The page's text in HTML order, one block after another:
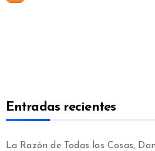
Entradas recientes
La Razón de Todas las Cosas,